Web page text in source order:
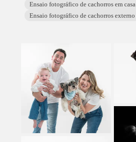
Ensaio fotográfico de cachorros em casa
Ensaio fotográfico de cachorros externo